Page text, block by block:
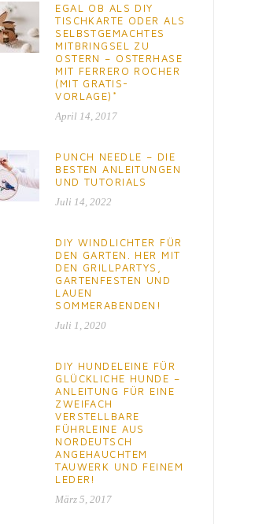
EGAL OB ALS DIY
TISCHKARTE ODER ALS
SELBSTGEMACHTES
MITBRINGSEL ZU
OSTERN – OSTERHASE
MIT FERRERO ROCHER
(MIT GRATIS-
VORLAGE)*
April 14, 2017
PUNCH NEEDLE – DIE
BESTEN ANLEITUNGEN
UND TUTORIALS
Juli 14, 2022
DIY WINDLICHTER FÜR
DEN GARTEN. HER MIT
DEN GRILLPARTYS,
GARTENFESTEN UND
LAUEN
SOMMERABENDEN!
Juli 1, 2020
DIY HUNDELEINE FÜR
GLÜCKLICHE HUNDE –
ANLEITUNG FÜR EINE
ZWEIFACH
VERSTELLBARE
FÜHRLEINE AUS
NORDEUTSCH
ANGEHAUCHTEM
TAUWERK UND FEINEM
LEDER!
März 5, 2017